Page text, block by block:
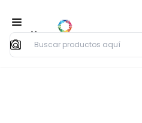
Buscar